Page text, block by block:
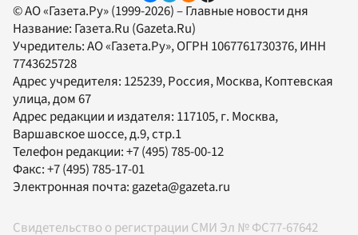
© АО «Газета.Ру» (1999-2026) – Главные новости дня
Название: Газета.Ru (Gazeta.Ru)
Учредитель:АО «Газета.Ру», ОГРН 1067761730376, ИНН
7743625728
Адрес учредителя: 125239, Россия, Москва, Коптевская
улица, дом 67
Адрес редакции и издателя: 117105, г. Москва,
Варшавское шоссе, д.9, стр.1
Телефон редакции:+7 (495) 785-00-12
Факс:+7 (495) 785-17-01
Электронная почта:gazeta@gazeta.ru
Свидетельство о регистрации СМИ Эл № ФС77-67642